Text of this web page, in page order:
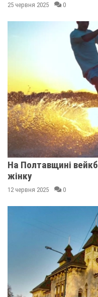
25 червня 2025 0
На Полтавщині
жінку
12 червня 2025 0